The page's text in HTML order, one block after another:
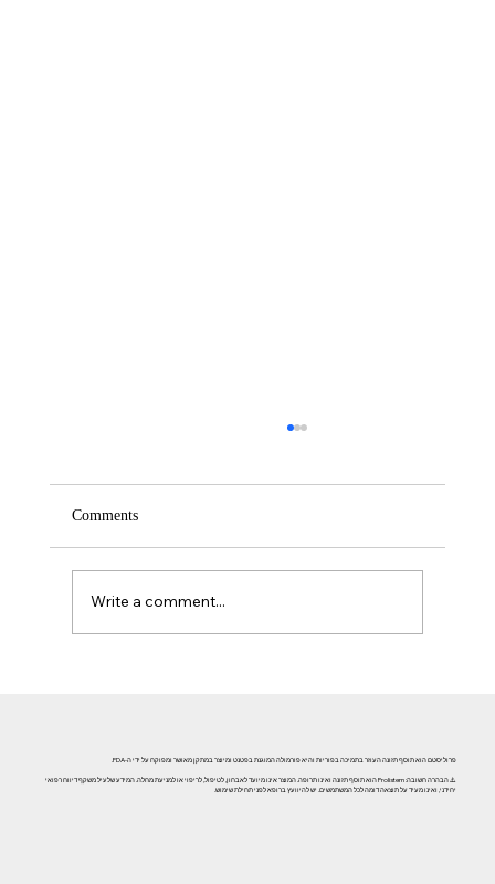
Comments
Write a comment...
פרוליסטם הוא תוסף תזונה העוזר בתמיכה בפוריות והיא פורמולה המוגנת בפטנט ומיוצר במתקן מאושר ומפוקח על ידי ה-FDA.
⚠️ הבהרה חשובה: Prolistem הוא תוסף תזונה ואינו תרופה. המוצר אינו מיועד לאבחון, לטיפול, לריפוי או למניעת מחלה. המידע שלעיל משקף דיווח רפואי
יחידני, ואינו מעיד על תוצאה דומה לכל המשתמשים. יש להיוועץ ברופא לפני תחילת שימוש.